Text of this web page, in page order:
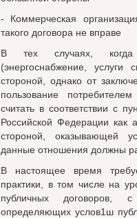
- Коммерческая
такого договора не вправе
В тех случаях, когда
(энергоснабжение,
стороной, однако от
пользование
считать в соответствии с
Российской Федерации как
стороной, оказывающей
данные отношения должны
В настоящее время
практики, в том числе на
публичных договоров,
определяющих услов1ш